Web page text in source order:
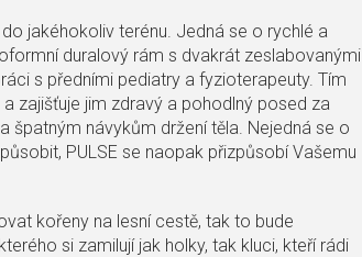
jakéhokoliv terénu. Jedná se o rychlé a
duralový rám s dvakrát zeslabovanými
s předními pediatry a fyzioterapeuty. Tím
zajišťuje jim zdravý a pohodlný posed za
špatným návykům držení těla. Nejedná se o
PULSE se naopak přizpůsobí Vašemu
kořeny na lesní cestě, tak to bude
si zamilují jak holky, tak kluci, kteří rádi